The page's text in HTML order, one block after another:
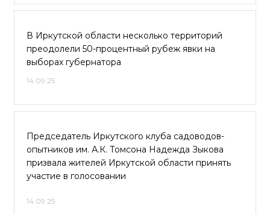
В Иркутской области несколько территорий
преодолели 50-процентный рубеж явки на
выборах губернатора
14.09.25
Председатель Иркутского клуба садоводов-
опытников им. А.К. Томсона Надежда Зыкова
призвала жителей Иркутской области принять
участие в голосовании
14.09.25